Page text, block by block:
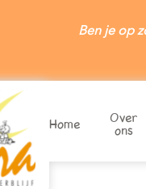
Ben je op
Home Over
ons